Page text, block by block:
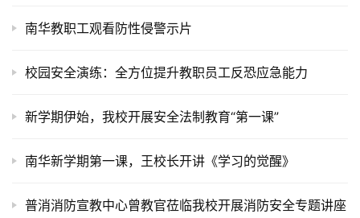
题南华教职工观看防性侵警示片
校园安全演练：全方位提升教职员工反恐应急能力
新学期伊始，我校开展安全法制教育“第一课”
南华新学期第一课，王校长开讲《学习的觉醒》
普消消防宣教中心曾教官莅临我校开展消防安全专题讲座